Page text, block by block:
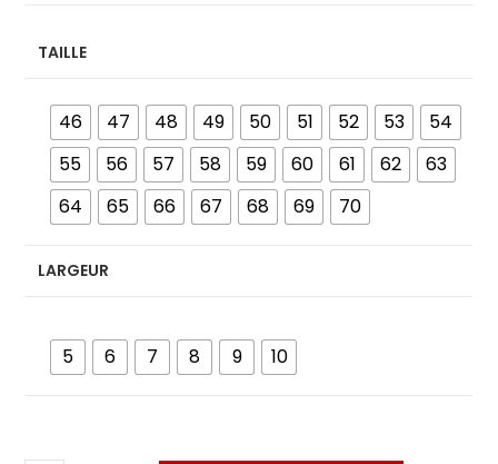
TAILLE
46 47 48 49 50 51 52 53
54
55
56 57 58 59 60 61 62
63
64
65 66 67 68 69 70
LARGEUR
5 6 7 8 9 10